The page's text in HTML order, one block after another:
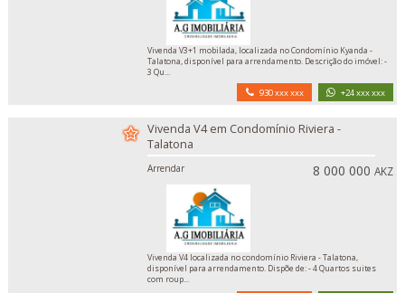
Vivenda V3+1 mobilada, localizada no Condomínio Kyanda -
Talatona, disponível para arrendamento. Descrição do imóvel: -
3 Qu...
930 xxx xxx +24 xxx xxx
Vivenda V4 em Condomínio Riviera -
Talatona
Arrendar 8 000 000AKZ
Vivenda V4 localizada no condomínio Riviera - Talatona,
disponível para arrendamento. Dispõe de: - 4 Quartos suites
com roup...